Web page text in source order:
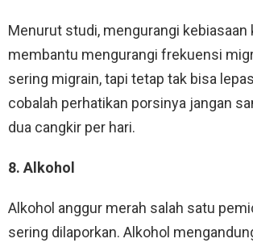
Menurut studi, mengurangi
membantu mengurangi frekuensi
sering migrain, tapi tetap tak bisa
cobalah perhatikan porsinya jangan
dua cangkir per hari.
8. Alkohol
Alkohol anggur merah salah satu
sering dilaporkan. Alkohol